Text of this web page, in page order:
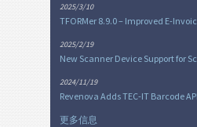
2025/3/10
TFORMer 8.9.0 – Improved E-
2025/2/19
New Scanner Device Support for
2024/11/19
Revenova Adds TEC-IT Barcode
更多信息